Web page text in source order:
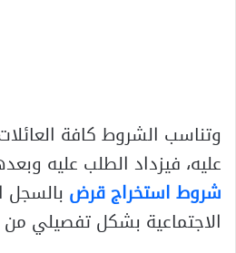
وتناسب الشروط كافة
عليه، فيزداد الطلب عليه
شروط استخراج قرض بالسجل
الاجتماعية بشكل تفصيلي من